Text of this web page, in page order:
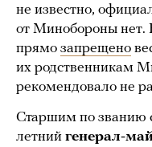
не известно,
от Минобороны
прямо запрещено
их родственникам
рекомендовало не
Старшим по званию
летний генерал-